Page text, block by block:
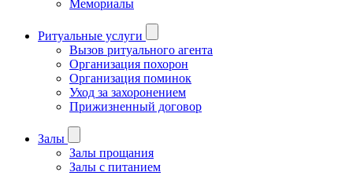
Мемориалы
Ритуальные услуги
Вызов ритуального агента
Организация похорон
Организация поминок
Уход за захоронением
Прижизненный договор
Залы
Залы прощания
Залы с питанием